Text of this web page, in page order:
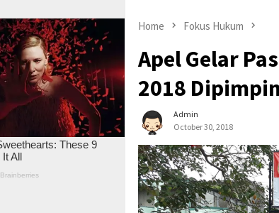
Home Fokus Hukum
Apel Gelar
2018
Admin
October 30, 2018